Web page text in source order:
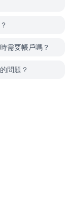
需要帳戶嗎？
問題？